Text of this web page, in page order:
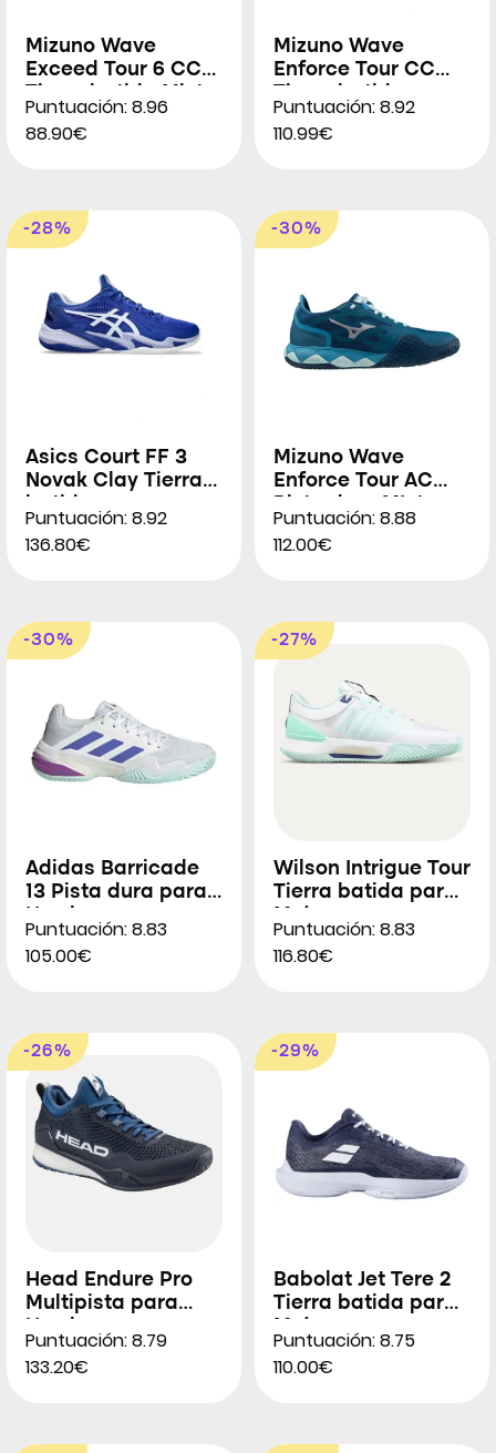
Mizuno Wave
Exceed Tour 6 CC
Puntuación: 8.96
88.90€
Mizuno Wave
Enforce Tour CC
Mujeres
Puntuación: 8.92
110.99€
-28%
Asics Court FF 3
Novak Clay Tierra
Hombres
Puntuación: 8.92
136.80€
-30%
Mizuno Wave
Enforce Tour AC
Puntuación: 8.88
112.00€
-30%
Adidas Barricade
13 Pista dura para
Puntuación: 8.83
105.00€
-27%
Wilson Intrigue Tour
Tierra batida para
Puntuación: 8.83
116.80€
-26%
Head Endure Pro
Multipista para
Puntuación: 8.79
133.20€
-29%
Babolat Jet Tere 2
Tierra batida para
Puntuación: 8.75
110.00€